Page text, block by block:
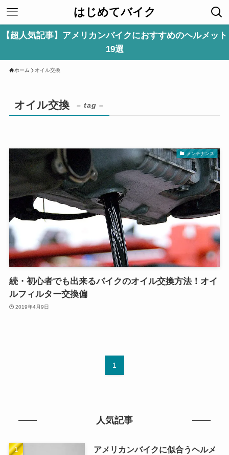
はじめてバイク
【超人気記事】アメリカンバイクにおすすめのヘルメット
19選
ホーム オイル交換
オイル交換 – tag –
メンテナンス
続・初心者でも出来るバイクのオイル交換方法！オイ
ルフィルター交換偏
2019年4月9日
1
人気記事
アメリカンバイクに似合うヘルメ